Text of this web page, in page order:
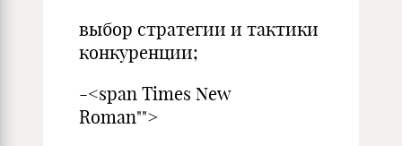
выбор стратегии и тактики
конкуренции;
-<span Times New
Roman"">